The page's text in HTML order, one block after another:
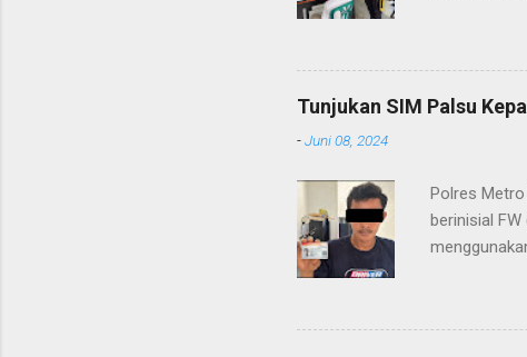
Heri Sulistyo
pelayanan
maupun
pidana, atau
Tunjukan SIM Palsu
-Juni 08, 2024
Polres
berinisial
diamankan
Nasution